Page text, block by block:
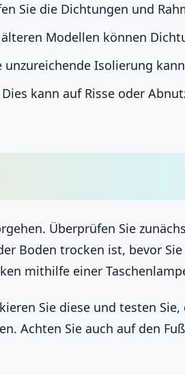
Sie die Dichtungen und
Modellen können
unzureichende Isolierung
Dies kann auf Risse oder
Überprüfen Sie
Boden trocken ist, bevor
mithilfe einer
Sie diese und testen
Achten Sie auch auf den